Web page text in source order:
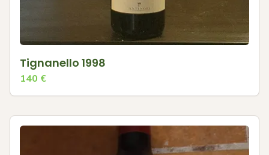
Tignanello 1998
140 €